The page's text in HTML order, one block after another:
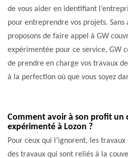
de vous aider en identifiant
pour entreprendre vos projets. Sans
proposons de faire appel à GW
expérimentée pour ce service, GW
de prendre en charge vos travaux
à la perfection où que vous soyez
Comment avoir à son profit un
expérimenté à Lozon ?
Pour ceux qui l’ignorent, les
des travaux qui sont reliés à la